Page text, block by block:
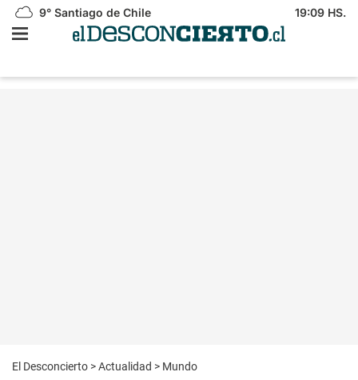
9° Santiago de Chile 19:09 HS.
El Desconcierto >Actualidad > Mundo